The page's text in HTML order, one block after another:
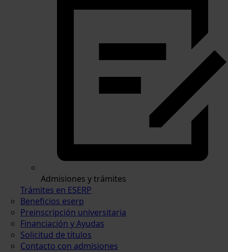
Admisiones y trámites
Trámites en ESERP
Beneficios eserp
Preinscripción universitaria
Financiación y Ayudas
Solicitud de títulos
Contacto con admisiones